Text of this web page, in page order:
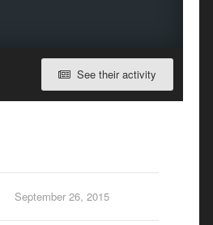
See their activity
September 26, 2015